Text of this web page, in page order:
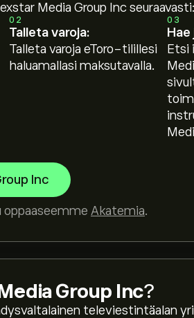
Media Group Inc seuraavasti:
02
Talleta varoja:
Talleta varoja eToro-tilillesi
haluamallasi maksutavalla.
03
Etsi
Inc
Akatemia.
Group Inc?
televiestintäalan